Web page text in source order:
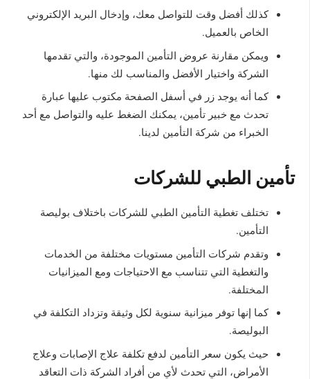
كذلك أفضل وقت للتواصل معك، وإدخال البريد الإلكتروني
الخاص بالعميل.
ويمكن مقارنة عروض التأمين الموجودة، والتي تقدمها
الشركة واختيار الأفضل والمناسب لك منها.
كما أنه يوجد زر في أسفل الصفحة مكتوب عليها عبارة
تحدث مع خبير تأمين، يمكنك الضغط عليه والتواصل مع أحد
الخبراء من شركة التأمين لدينا.
تأمين الطبي للشركات
تختلف تغطية التأمين الطبي للشركات باختلاف بوليصة
التأمين.
وتقدم شركات التأمين مستويات مختلفة من الخدمات
والتغطية التي تتناسب مع الاحتياجات ومع الميزانيات
المختلفة.
كما إنها توفر ميزانية سنوية لكل وثيقة وتزداد التكلفة في
البوليصة.
حيث يكون سعر التأمين لدفع تكلفة علاج الإصابات وعلاج
الأمراض، التي تحدث لأي من أفراد الشركة ذات التعاقد